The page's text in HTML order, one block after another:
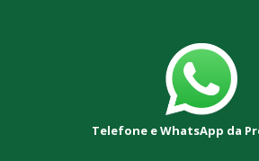
Telefone e WhatsApp da